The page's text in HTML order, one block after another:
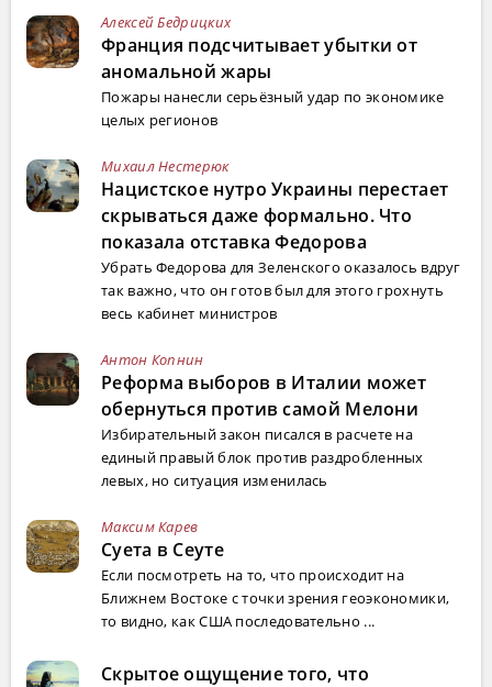
Алексей Бедрицких
Франция подсчитывает убытки от
аномальной жары
Пожары нанесли серьёзный удар по экономике
целых регионов
Михаил Нестерюк
Нацистское нутро Украины перестает
скрываться даже формально. Что
показала отставка Федорова
Убрать Федорова для Зеленского оказалось вдруг
так важно, что он готов был для этого грохнуть
весь кабинет министров
Антон Копнин
Реформа выборов в Италии может
обернуться против самой Мелони
Избирательный закон писался в расчете на
единый правый блок против раздробленных
левых, но ситуация изменилась
Максим Карев
Суета в Сеуте
Если посмотреть на то, что происходит на
Ближнем Востоке с точки зрения геоэкономики,
то видно, как США последовательно ...
Скрытое ощущение того, что